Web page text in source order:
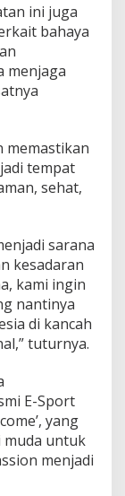
ini juga
bahaya
menjaga
memastikan
tempat
sehat,
sarana
kesadaran
kami ingin
nantinya
di kancah
tuturnya.
E-Sport
yang
muda untuk
menjadi